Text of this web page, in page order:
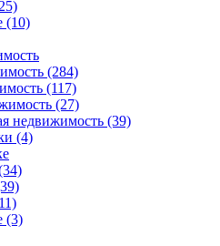
(10)
(284)
(117)
(27)
недвижимость (39)
(4)
(3)